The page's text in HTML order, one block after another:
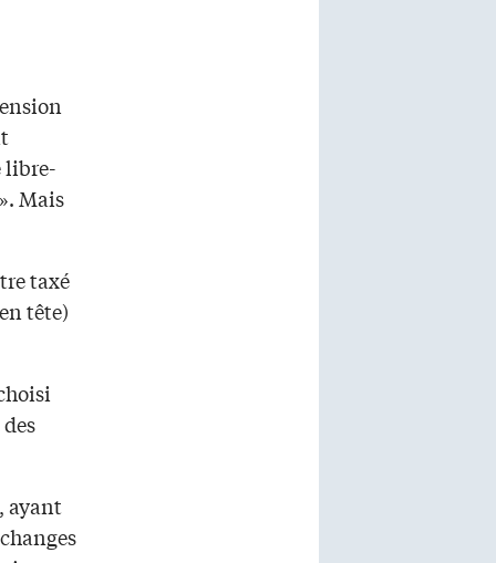
libre-
Mais
taxé
tête)
ayant